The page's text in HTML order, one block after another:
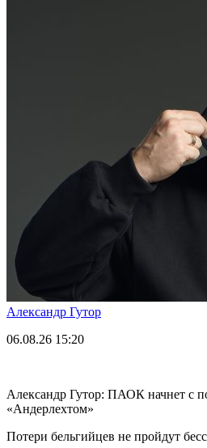
Александр Гутор
06.08.26 15:20
Александр Гутор: ПАОК начнет с
«Андерлехтом»
Потери бельгийцев не пройдут